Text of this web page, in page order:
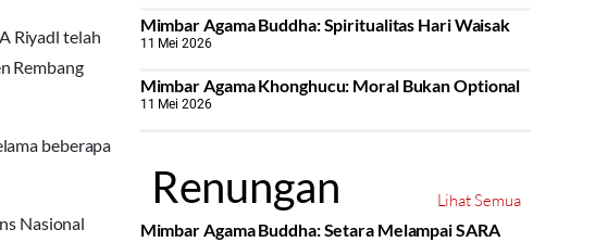
Riyadl telah
Rembang
beberapa
Nasional
Mimbar Agama Buddha: Spiritualitas Hari Waisak
11 Mei 2026
Mimbar Agama Khonghucu: Moral Bukan Optional
11 Mei 2026
Renungan
Lihat Semua
Mimbar Agama Buddha: Setara Melampai SARA